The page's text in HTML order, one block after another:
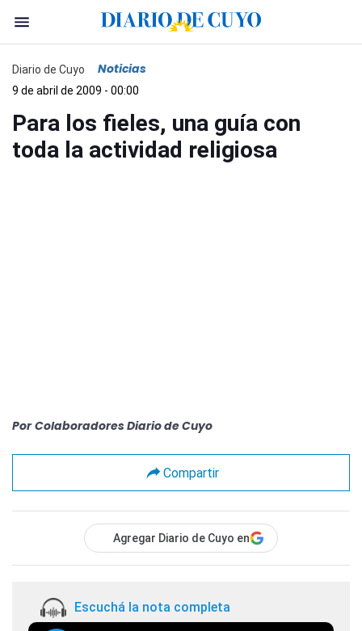
Diario de Cuyo Noticias
9 de abril de 2009 - 00:00
Para los fieles, una guía con
toda la actividad religiosa
Por Colaboradores Diario de Cuyo
Compartir
Agregar Diario de Cuyo en
Escuchá la nota completa